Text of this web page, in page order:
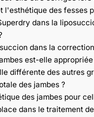
l'esthétique des fesses
dans la
dans la
est-elle appropriée
différente des autres
des jambes ?
des jambes pour
dans le traitement